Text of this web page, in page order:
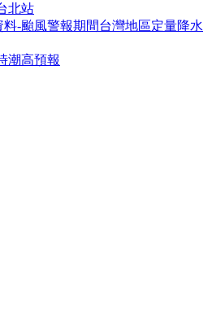
北站
-颱風警報期間台灣地區定量降水
潮高預報